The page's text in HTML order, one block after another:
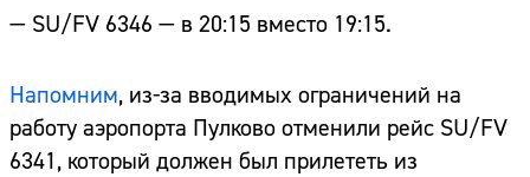
— SU/FV 6346 — в 20:15 вместо 19:15.
Напомним, из-за вводимых ограничений на
работу аэропорта Пулково отменили рейс SU/FV
6341, который должен был прилететь из